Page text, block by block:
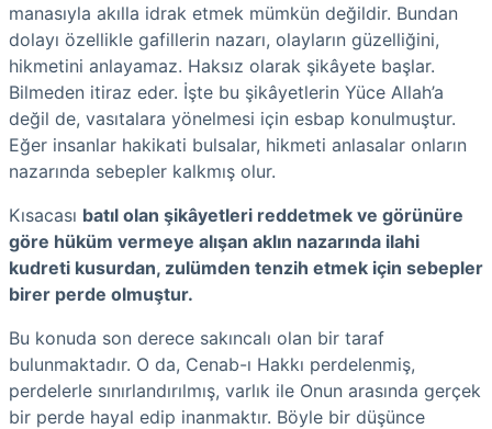
manasıyla akılla idrak etmek mümkün değildir. Bundan
dolayı özellikle gafillerin nazarı, olayların güzelliğini,
hikmetini anlayamaz. Haksız olarak şikâyete başlar.
Bilmeden itiraz eder. İşte bu şikâyetlerin Yüce Allah’a
değil de, vasıtalara yönelmesi için esbap konulmuştur.
Eğer insanlar hakikati bulsalar, hikmeti anlasalar onların
nazarında sebepler kalkmış olur.
Kısacası batıl olan şikâyetleri reddetmek ve görünüre
göre hüküm vermeye alışan aklın nazarında ilahi
kudreti kusurdan, zulümden tenzih etmek için sebepler
birer perde olmuştur.
Bu konuda son derece sakıncalı olan bir taraf
bulunmaktadır. O da, Cenab-ı Hakkı perdelenmiş,
perdelerle sınırlandırılmış, varlık ile Onun arasında gerçek
bir perde hayal edip inanmaktır. Böyle bir düşünce